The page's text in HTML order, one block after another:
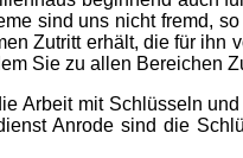
sind uns nicht fremd,
Zutritt erhält, die für
Sie zu allen Bereichen
Arbeit mit Schlüsseln
Anrode sind die